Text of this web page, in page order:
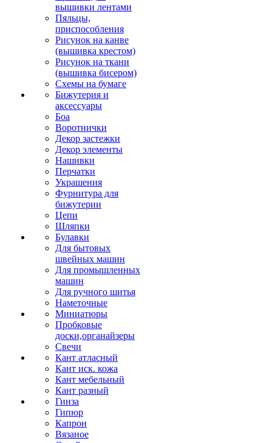
вышивки лентами
Пяльцы,
приспособления
Рисунок на канве
(вышивка крестом)
Рисунок на ткани
(вышивка бисером)
Схемы на бумаге
Бижутерия и
аксессуары
Боа
Воротнички
Декор застежки
Декор элементы
Нашивки
Перчатки
Украшения
Фурнитура для
бижутерии
Цепи
Шляпки
Булавки
Для бытовых
швейных машин
Для промышленных
машин
Для ручного шитья
Наметочные
Миниатюры
Пробковые
доски,органайзеры
Свечи
Кант атласный
Кант иск. кожа
Кант мебельный
Кант разный
Гинза
Гипюр
Капрон
Вязаное